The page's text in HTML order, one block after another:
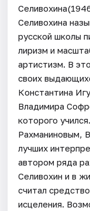
Селивохина
русской школы
лиризм и
артистизм. В
своих
Константина
Владимира
которого
Рахманиновым,
лучших
автором ряда
Селивохин и в
считал
исцеления.